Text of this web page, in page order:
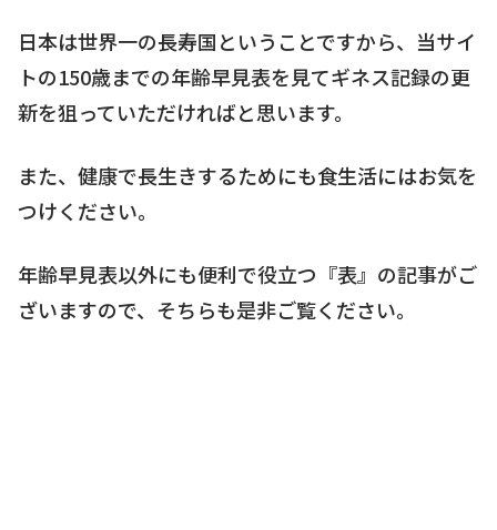
日本は世界一の長寿国ということですから、当サイ
トの150歳までの年齢早見表を見てギネス記録の更
新を狙っていただければと思います。
また、健康で長生きするためにも食生活にはお気を
つけください。
年齢早見表以外にも便利で役立つ『表』の記事がご
ざいますので、そちらも是非ご覧ください。